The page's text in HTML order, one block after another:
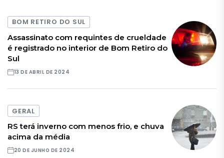
BOM RETIRO DO SUL
Assassinato com requintes de crueldade
é registrado no interior de Bom Retiro do
Sul
13 DE ABRIL DE 2024
GERAL
RS terá inverno com menos frio, e chuva
acima da média
20 DE JUNHO DE 2024